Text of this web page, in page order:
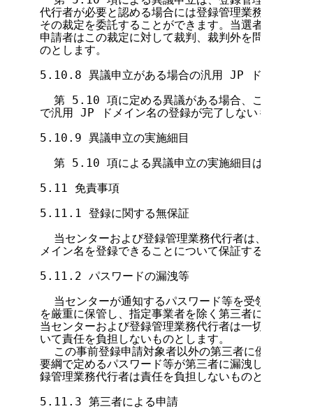
代行者が必要と認める場合には登録管理業務代行者
その裁定を委託することができます。当選者および
申請者はこの裁定に対して裁判、裁判外を問わず一
のとします。
5.10.8 異議申立がある場合の汎用 JP ドメイン名
第 5.10 項に定める異議がある場合、この要綱に
で汎用 JP ドメイン名の登録が完了しないものとし
5.10.9 異議申立の実施細目
第 5.10 項による異議申立の実施細目は、指定ウ
5.11 免責事項
5.11.1 登録に関する無保証
当センターおよび登録管理業務代行者は、優先登
メイン名を登録できることについて保証するものでは
5.11.2 パスワードの漏洩等
当センターが通知するパスワード等を受領した事
を厳重に保管し、指定事業者を除く第三者に対して
当センターおよび登録管理業務代行者は一切のパス
いて責任を負担しないものとします。
この事前登録申請対象者以外の第三者に優先登録
要綱で定めるパスワード等が第三者に漏洩した場合
録管理業務代行者は責任を負担しないものとします。
5.11.3 第三者による申請